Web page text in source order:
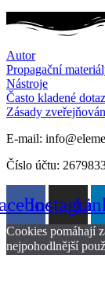
Autor
Propagační
Nástroje
Často kladené
Zásady
E-mail:
Číslo účtu:
Cookies pomáhají
nejpohodlnější